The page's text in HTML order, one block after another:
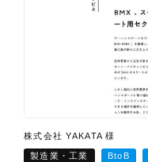
株式会社 YAKATA 様
製造業・工業 BtoB